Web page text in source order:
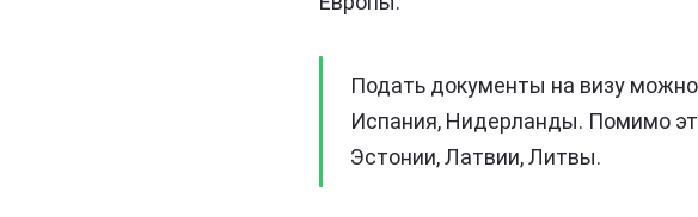
Подать документы на визу можно
Испания, Нидерланды. Помимо
Эстонии, Латвии, Литвы.